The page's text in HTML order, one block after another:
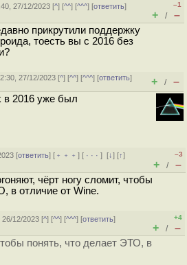
27/12/2023 [^] [^^] [^^^] [ответить]
–1
+ / –
прикрутили поддержку
тоесть вы с 2016 без
27/12/2023 [^] [^^] [^^^] [ответить]
+ / –
в 2016 уже был
[ответить] [ ﹢﹢﹢] [ · · ·][↓] [↑]
–3
+ / –
чёрт ногу сломит, чтобы
в отличие от Wine.
26/12/2023 [^] [^^] [^^^] [ответить]
+4
+ / –
понять, что делает ЭТО, в